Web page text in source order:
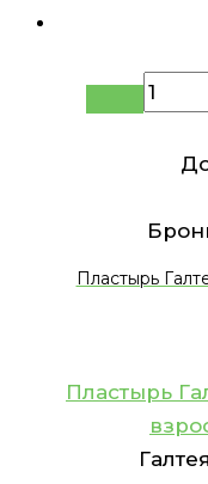
Пластырь
Пластырь